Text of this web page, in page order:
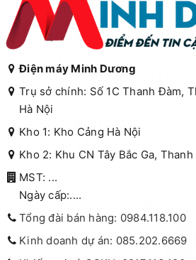
Điện máy Minh Dương
Trụ sở chính: Số 1C Thanh Đàm,
Hà Nội
Kho 1: Kho Cảng Hà Nội
Kho 2: Khu CN Tây Bắc Ga, Thanh
MST: ...
Ngày cấp:....
Tổng đài bán hàng: 0984.118.100
Kinh doanh dự án: 085.202.6669